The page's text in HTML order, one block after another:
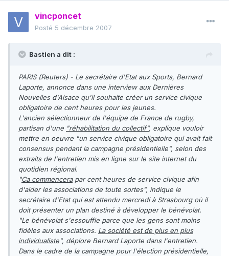
vincponcet
Posté 5 décembre 2007
Bastien a dit :
PARIS (Reuters) - Le secrétaire d'Etat aux Sports, Bernard
Laporte, annonce dans une interview aux Dernières
Nouvelles d'Alsace qu'il souhaite créer un service civique
obligatoire de cent heures pour les jeunes.
L'ancien sélectionneur de l'équipe de France de rugby,
partisan d'une "réhabilitation du collectif", explique vouloir
mettre en oeuvre "un service civique obligatoire qui avait fait
consensus pendant la campagne présidentielle", selon des
extraits de l'entretien mis en ligne sur le site internet du
quotidien régional.
"Ca commencerapar cent heures de service civique afin
d'aider les associations de toute sortes", indique le
secrétaire d'Etat qui est attendu mercredi à Strasbourg où il
doit présenter un plan destiné à développer le bénévolat.
"Le bénévolat s'essouffle parce que les gens sont moins
fidèles aux associations. La société est de plus en plus
individualiste", déplore Bernard Laporte dans l'entretien.
Dans le cadre de la campagne pour l'élection présidentielle,